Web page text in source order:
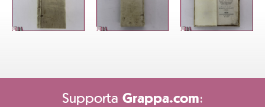
Supporta Grappa.com: